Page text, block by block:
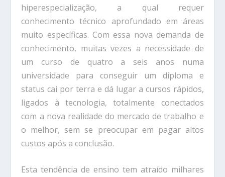
hiperespecialização, a qual requer
conhecimento técnico aprofundado em áreas
muito específicas. Com essa nova demanda de
conhecimento, muitas vezes a necessidade de
um curso de quatro a seis anos numa
universidade para conseguir um diploma e
status cai por terra e dá lugar a cursos rápidos,
ligados à tecnologia, totalmente conectados
com a nova realidade do mercado de trabalho e
o melhor, sem se preocupar em pagar altos
custos após a conclusão.
Esta tendência de ensino tem atraído milhares